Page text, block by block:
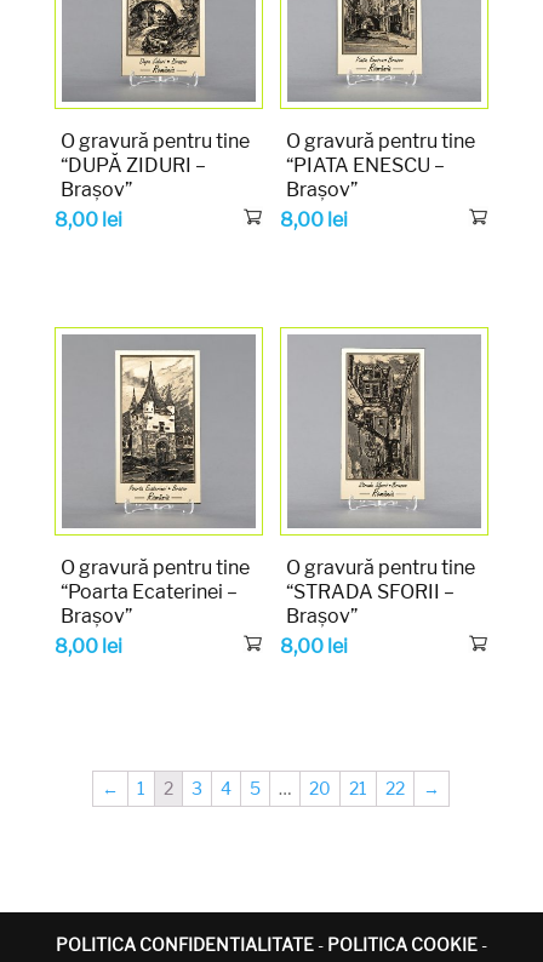
O gravură pentru tine
“DUPĂ ZIDURI –
Brașov”
8,00 lei
O gravură pentru tine
“PIATA ENESCU –
Brașov”
8,00 lei
O gravură pentru tine
“Poarta Ecaterinei –
Brașov”
8,00 lei
O gravură pentru tine
“STRADA SFORII –
Brașov”
8,00 lei
← 1 2 3 4 5 … 20 21 22 →
POLITICA CONFIDENTIALITATE- POLITICA COOKIE-